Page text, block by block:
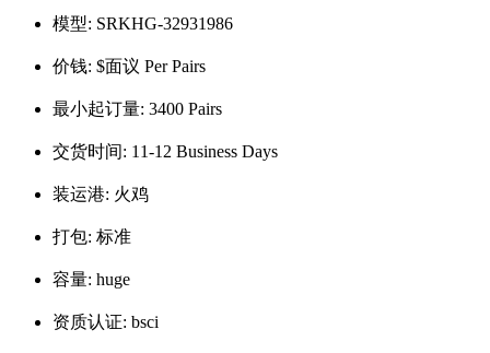
模型: SRKHG-32931986
价钱: $面议 Per Pairs
最小起订量: 3400 Pairs
交货时间: 11-12 Business Days
装运港: 火鸡
打包: 标准
容量: huge
资质认证: bsci